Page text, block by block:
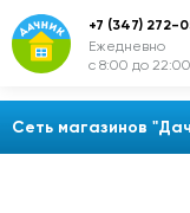
Сеть магазинов
+7 (347) 272-
Ежедневно
с 8:00 до 22:00